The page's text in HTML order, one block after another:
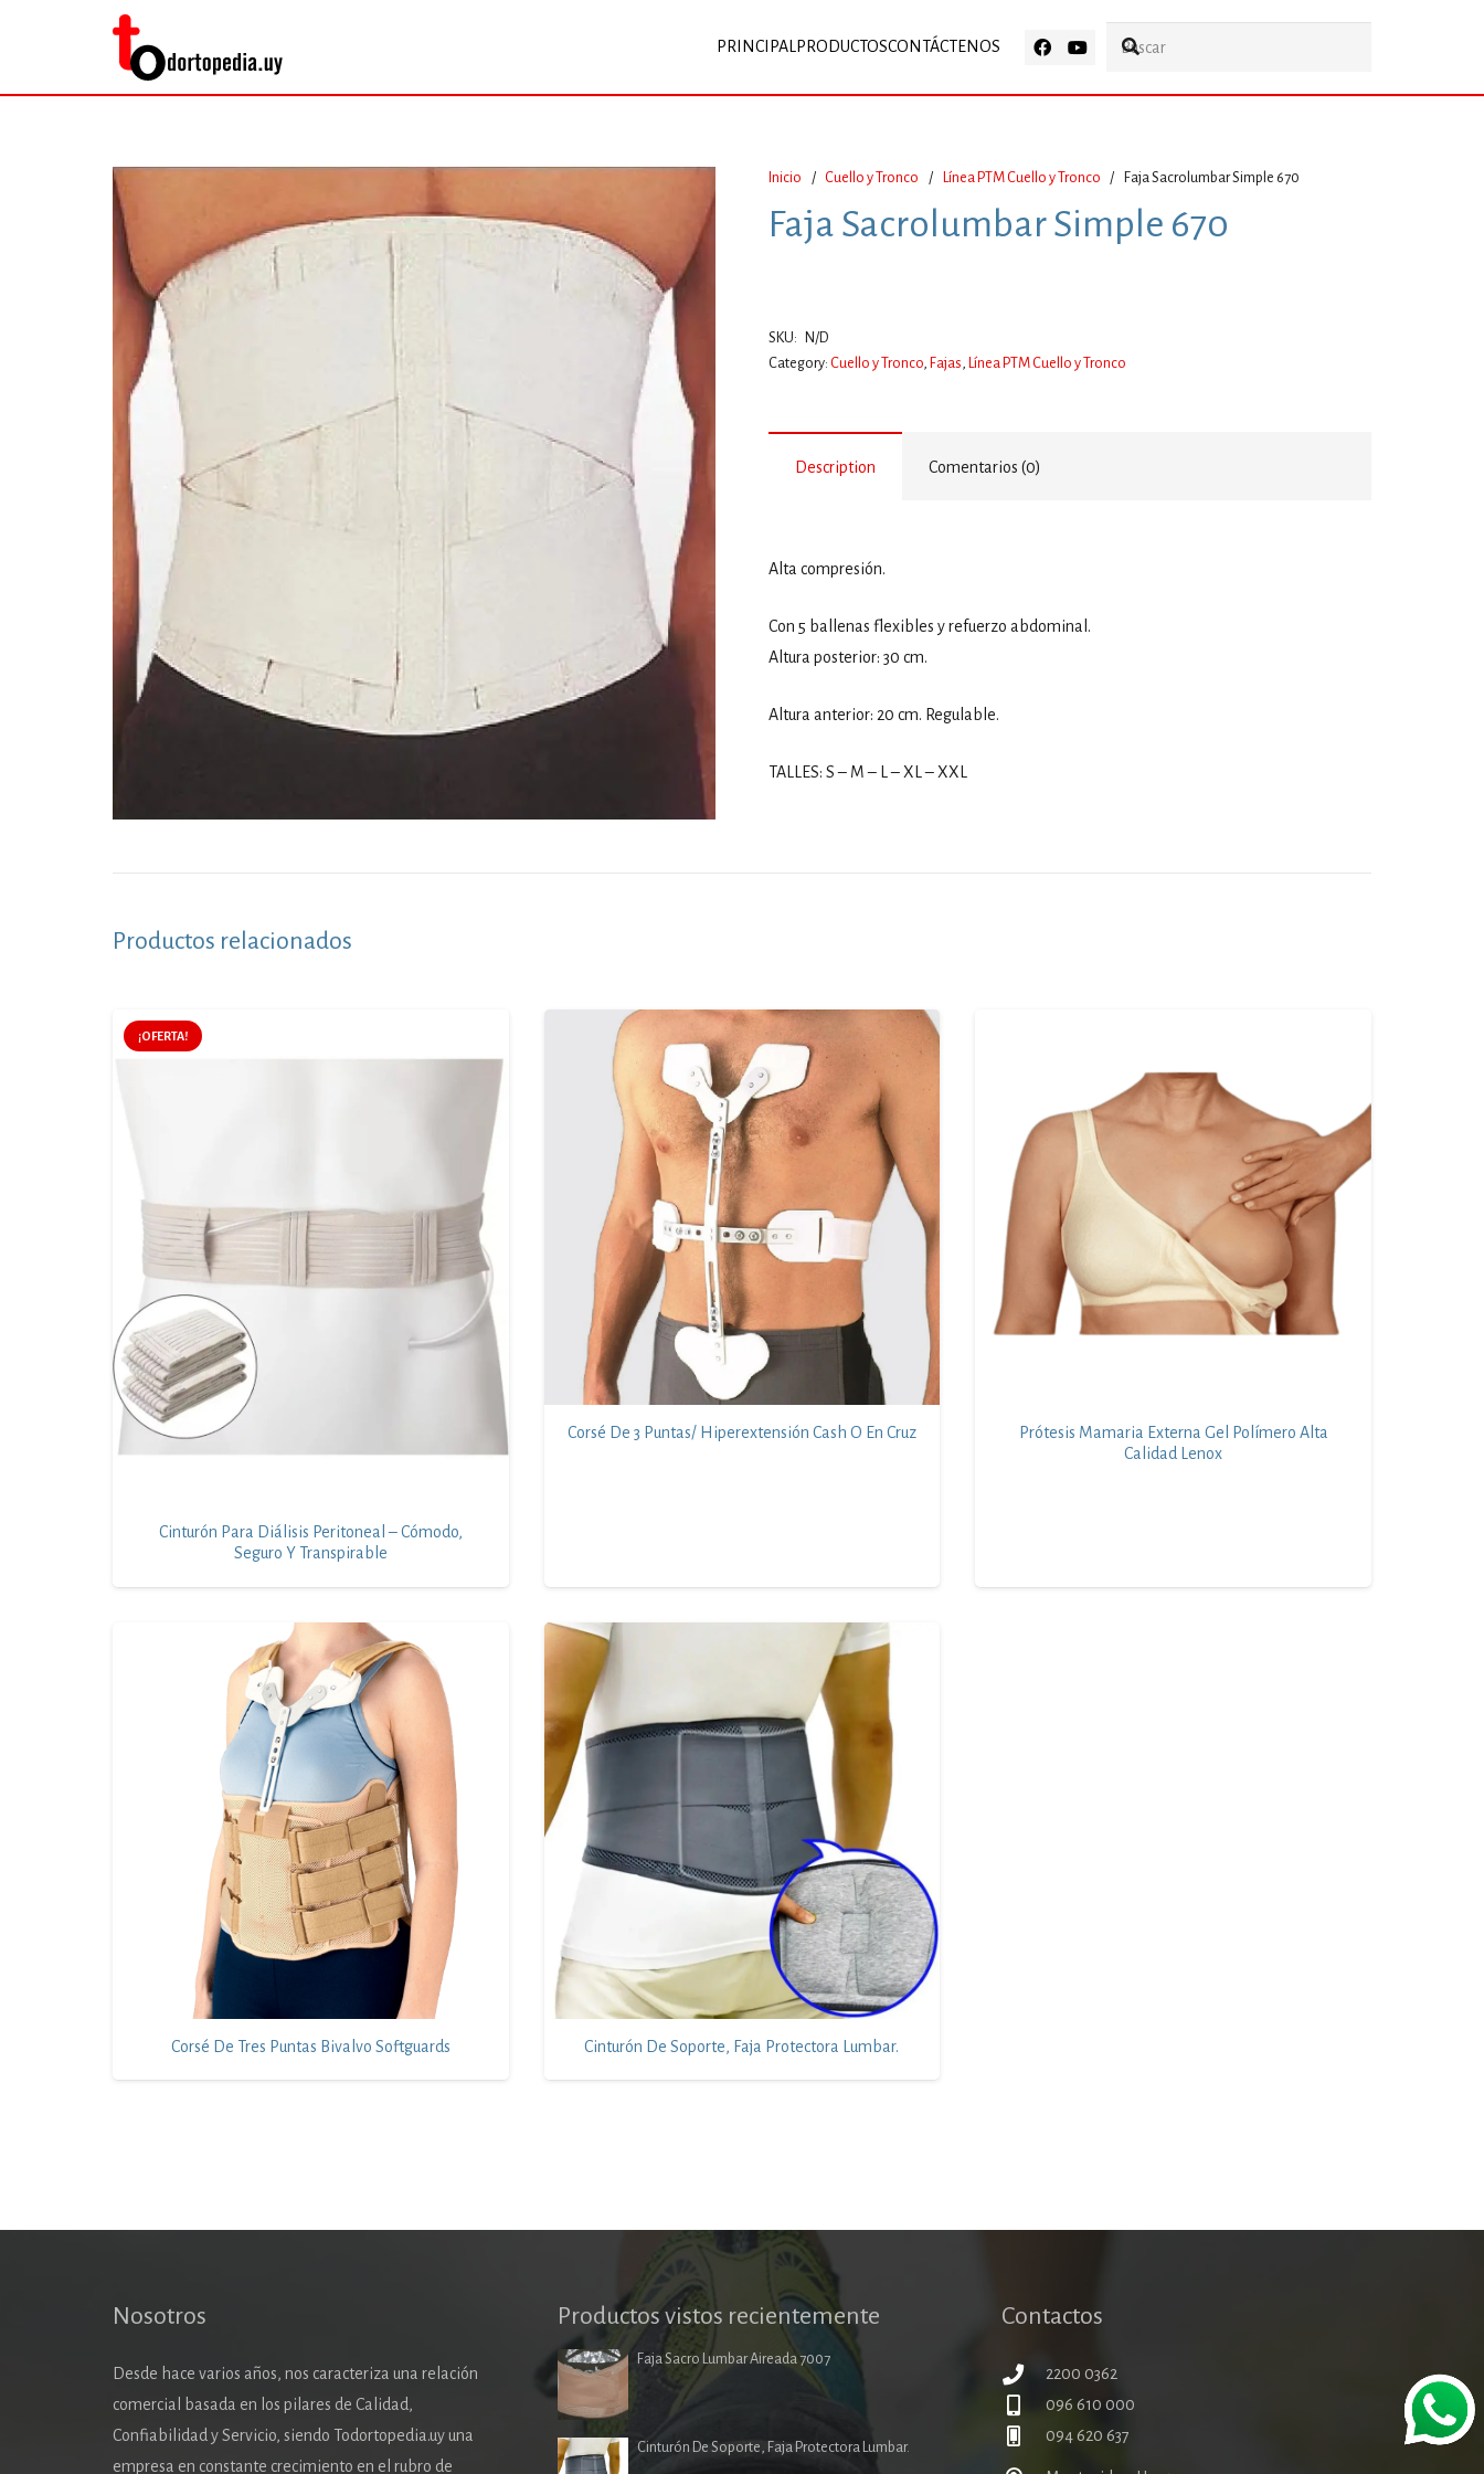
PRINCIPAL PRODUCTOSCONTÁCTENOS
Inicio / Cuello y Tronco / Línea PTM Cuello y Tronco / Faja Sacrolumbar Simple 670
Faja Sacrolumbar Simple 670
SKU: N/D
Category: Cuello y Tronco, Fajas , Línea PTM Cuello y Tronco
Description Comentarios (0)
Alta compresión.
Con 5 ballenas flexibles y refuerzo abdominal.
Altura posterior: 30 cm.
Altura anterior: 20 cm. Regulable.
TALLES: S – M – L – XL – XXL
Productos relacionados
¡OFERTA!
Cinturón Para Diálisis Peritoneal – Cómodo,
Seguro Y Transpirable
Corsé De 3 Puntas/ Hiperextensión Cash O En Cruz
Prótesis Mamaria Externa Gel Polímero Alta
Calidad Lenox
Corsé De Tres Puntas Bivalvo Softguards Cinturón De Soporte, Faja Protectora Lumbar.
Nosotros
Desde hace varios años, nos caracteriza una relación
comercial basada en los pilares de Calidad,
Confiabilidad y Servicio, siendo Todortopedia.uy una
empresa en constante crecimiento en el rubro de
Productos vistos recientemente
Faja Sacro Lumbar Aireada 7007
Cinturón De Soporte, Faja Protectora Lumbar.
Contactos
2200 0362
096 610 000
094 620 637